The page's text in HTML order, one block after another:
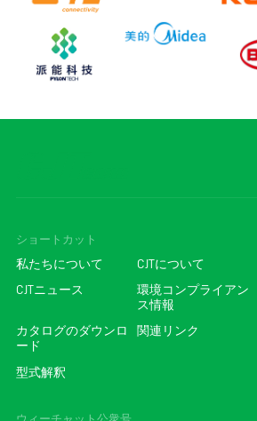
ショートカット
私たちについて CJTについて
CJTニュース
環境コンプライアン
ス情報
カタログのダウンロ
ード
関連リンク
型式解釈